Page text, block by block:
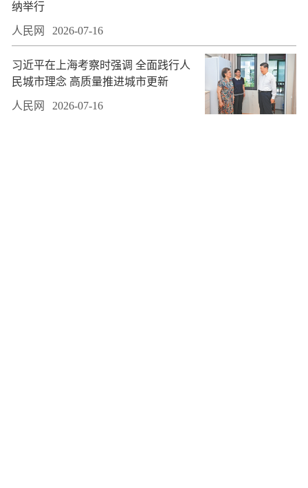
纳举行
人民网 2026-07-16
习近平在上海考察时强调 全面践行人
民城市理念 高质量推进城市更新
人民网 2026-07-16